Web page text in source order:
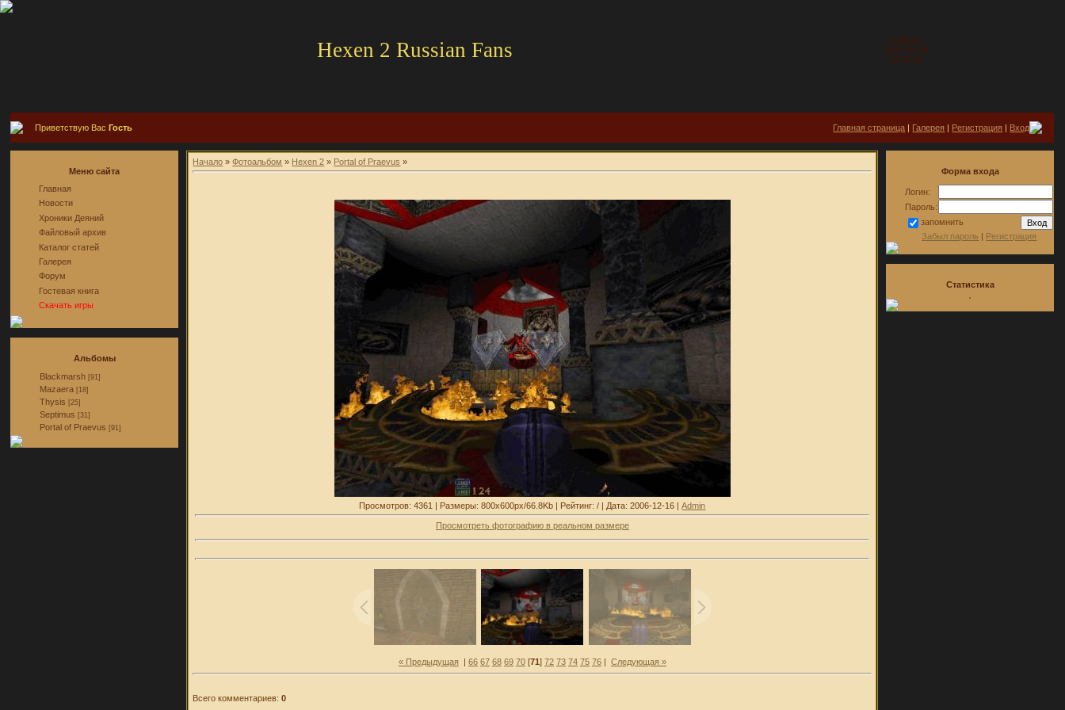
Hexen 2 Russian Fans
Суббота
2026-08-08
10:37:55
Приветствую ВасГость Главная страница | Галерея | Регистрация | Вход
Меню сайта
Главная
Новости
Хроники Деяний
Файловый архив
Каталог статей
Галерея
Форум
Гостевая книга
Скачать игры
Альбомы
Blackmarsh [91]
Mazaera [18]
Thysis [25]
Septimus [31]
Portal of Praevus [91]
Начало »Фотоальбом » Hexen 2 » Portal of Praevus »
Просмотров: 4361 | Размеры: 800x600px/66.8Kb | Рейтинг: / | Дата: 2006-12-16 |Admin
Просмотреть фотографию в реальном размере
« Предыдущая | 66 67 68 69 70[71] 72 73 74 75 76| Следующая »
Всего комментариев:0
Форма входа
Логин:
Пароль:
запомнить
Забыл пароль | Регистрация
Статистика